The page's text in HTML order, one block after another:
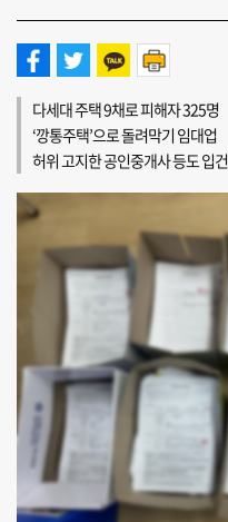
다세대 주택 9채로 피해자 325명
‘깡통주택’으로 돌려막기 임대업
허위 고지한 공인중개사 등도 입건